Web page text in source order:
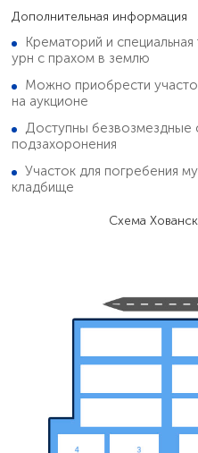
Дополнительная информация
Крематорий и
урн с прахом в землю
Можно приобрести
на аукционе
Доступны
подзахоронения
Участок для погребения
кладбище
Схема